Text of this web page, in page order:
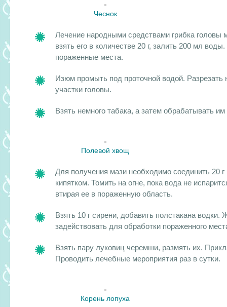
Чеснок
Лечение народными средствами грибка
взять его в количестве 20 г, залить 200 мл
пораженные места.
Изюм промыть под проточной водой. Разрезать
участки головы.
Взять немного табака, а затем обрабатывать
Полевой хвощ
Для получения мази необходимо соединить 20
кипятком. Томить на огне, пока вода не
втирая ее в пораженную область.
Взять 10 г сирени, добавить полстакана
задействовать для обработки пораженного
Взять пару луковиц черемши, размять их.
Проводить лечебные мероприятия раз в сутки.
Корень лопуха